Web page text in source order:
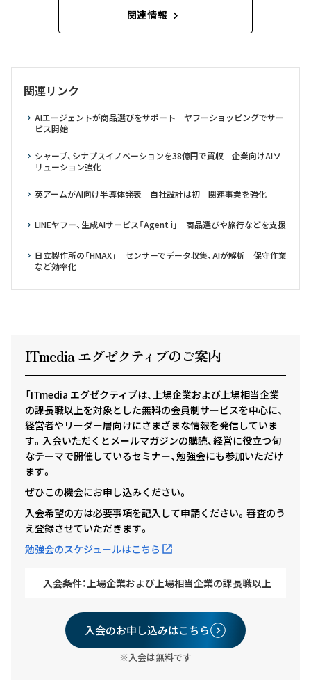
関連情報
関連リンク
AIエージェントが商品選びをサポート ヤフーショッピングでサー
ビス開始
シャープ、シナプスイノベーションを38億円で買収 企業向けAIソ
リューション強化
英アームがAI向け半導体発表 自社設計は初 関連事業を強化
LINEヤフー、生成AIサービス「Agent i」 商品選びや旅行などを支援
日立製作所の「HMAX」 センサーでデータ収集、AIが解析 保守作業
など効率化
ITmedia エグゼクティ ブのご案内
「ITmedia エグゼクティブは、上場企業および上場相当企業
の課長職以上を対象とした無料の会員制サービスを中心に、
経営者やリーダー層向けにさまざまな情報を発信していま
す。入会いただくとメールマガジンの購読、経営に役立つ旬
なテーマで開催しているセミナー、勉強会にも参加いただけ
ます。
ぜひこの機会にお申し込みください。
入会希望の方は必要事項を記入して申請ください。審査のう
え登録させていただきます。
勉強会のスケジュールはこちら
入会条件： 上場企業および上場相当企業の課長職以上
入会のお申し込みはこちら
※入会は無料です